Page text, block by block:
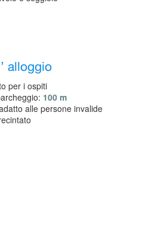
alloggio
per i ospiti
100 m
alle persone invalide